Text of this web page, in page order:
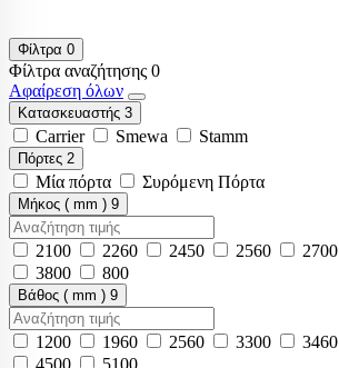
Φίλτρα 0
Φίλτρα αναζήτησης 0
Αφαίρεση όλων
Κατασκευαστής 3
Carrier Smewa Stamm
Πόρτες 2
Μία πόρτα Συρόμενη Πόρτα
Μήκος ( mm ) 9
2100 2260 2450 2560 2700
3800
800
Βάθος ( mm ) 9
1200 1960 2560 3300 3460
4500
5100